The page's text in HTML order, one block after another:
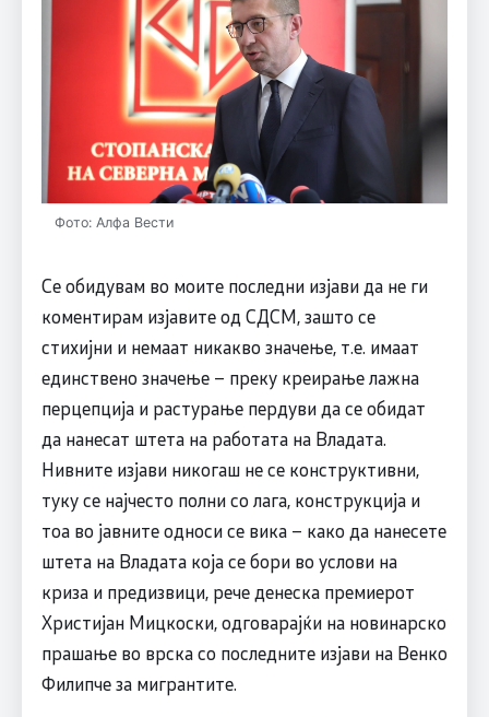
Фото: Алфа Вести
Се обидувам во моите последни изјави да не ги
коментирам изјавите од СДСМ, зашто се
стихијни и немаат никакво значење, т.е. имаат
единствено значење – преку креирање лажна
перцепција и растурање пердуви да се обидат
да нанесат штета на работата на Владата.
Нивните изјави никогаш не се конструктивни,
туку се најчесто полни со лага, конструкција и
тоа во јавните односи се вика – како да нанесете
штета на Владата која се бори во услови на
криза и предизвици, рече денеска премиерот
Христијан Мицкоски, одговарајќи на новинарско
прашање во врска со последните изјави на Венко
Филипче за мигрантите.